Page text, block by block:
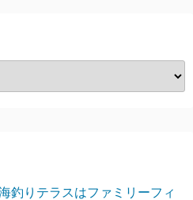
釣りテラスはファミリーフィ